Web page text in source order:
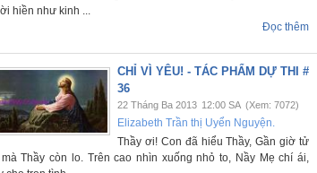
hiền như kinh ...
Đọc thêm
CHỈ VÌ YÊU! - TÁC PHẨM DỰ THI #
36
22 Tháng Ba 2013 12:00 SA (Xem: 7072)
Elizabeth Trần thị Uyển Nguyện.
Thầy ơi! Con đã hiểu Thầy, Gần giờ tử
mà Thầy còn lo. Trên cao nhìn xuống nhỏ to, Nầy Mẹ chí ái,